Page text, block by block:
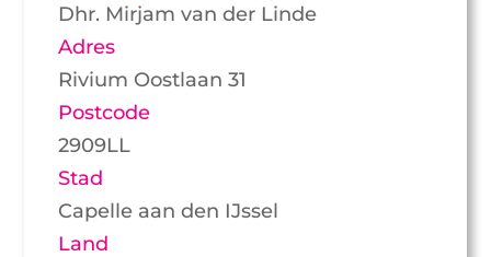
Dhr. Mirjam van der Linde
Adres
Rivium Oostlaan 31
Postcode
2909LL
Stad
Capelle aan den IJssel
Land